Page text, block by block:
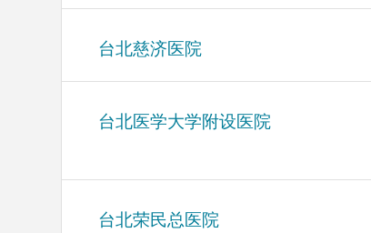
台北慈济医院
台北医学大学附设医院
台北荣民总医院